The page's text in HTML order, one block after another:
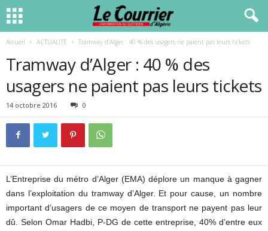
Accueil ACTUALITÉ Tramway d’Alger : 40 % des usagers ne paient pas leurs tickets
Tramway d’Alger : 40 % des
usagers ne paient pas leurs tickets
14 octobre 2016 0
L’Entreprise du métro d’Alger (EMA) déplore un manque à gagner
dans l’exploitation du tramway d’Alger. Et pour cause, un nombre
important d’usagers de ce moyen de transport ne payent pas leur
dû. Selon Omar Hadbi, P-DG de cette entreprise, 40% d’entre eux